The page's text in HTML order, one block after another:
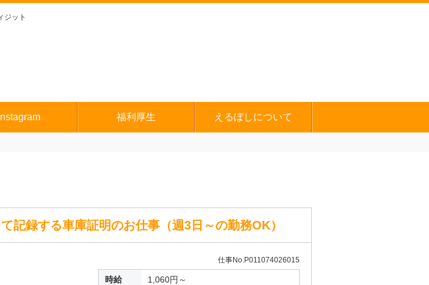
ジット
Instagram 福利厚生 えるぼしについて
記録する車庫証明のお仕事（週3日～の勤務OK）
仕事No.P011074026015
時給 1,060円～